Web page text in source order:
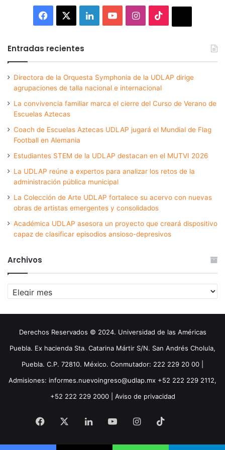
Facebook LinkedInYouTubeInstagram
Entradas recientes
Directora de la Orquesta Symphonia de la UDLAP dirige
agrupaciones de talla nacional e internacional
La convivencia familiar marca el cierre del Curso de Verano de
Escuelas Aztecas
Coach de Escuelas Aztecas UDLAP jugará el Mundial de Flag
Football en Alemania
Estudiantes STEM de la UDLAP destacan en el MUTVI 2026
La UDLAP reúne a expertos para analizar los retos de la
administración pública municipal
La Colección de Arte UDLAP fortalece su acervo con nuevas
obras de artistas emergentes y consolidados
Académica UDLAP asesora un proyecto que creará dispositivo
capaz de clasificar episodios ansioso-depresivos
Archivos
Archivos
Derechos Reservados © 2024. Universidad de las Américas
Puebla. Ex hacienda Sta. Catarina Mártir S/N. San Andrés Cholula,
Puebla. C.P. 72810. México. Conmutador: 222 229 20 00 |
Admisiones: informes.nuevoingreso@udlap.mx +52 222 229 2112,
+52 222 229 2000 | Aviso de privacidad
Facebook LinkedInYouTubeInstagram